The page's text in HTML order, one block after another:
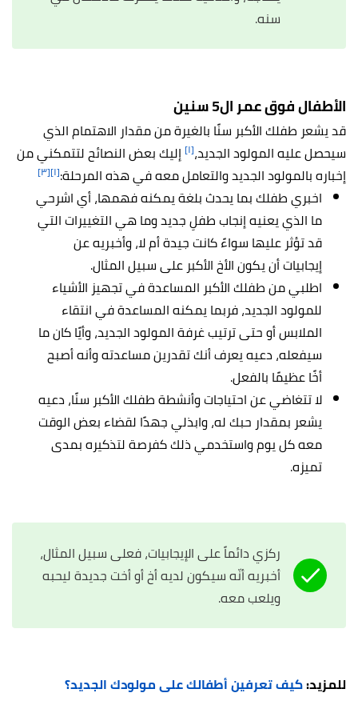
سنه.
الأطفال فوق عمر ال5 سنين
قد يشعر طفلك الأكبر سنًا بالغيرة من مقدار الاهتمام الذي
سيحصل عليه المولود الجديد،[١] إليك بعض النصائح لتتمكني من
إخباره بالمولود الجديد والتعامل معه في هذه المرحلة:[١] [٣]
اخبري طفلك بما يحدث بلغة يمكنه فهمها، أي اشرحي
ما الذي يعنيه إنجاب طفلٍ جديد وما هي التغييرات التي
قد تؤثر عليها سواءً كانت جيدة أم لا، وأخبريه عن
إيجابيات أن يكون الأخ الأكبر على سبيل المثال.
اطلبي من طفلك الأكبر المساعدة في تجهيز الأشياء
للمولود الجديد، فربما يمكنه المساعدة في انتقاء
الملابس أو حتى ترتيب غرفة المولود الجديد، وأيًا كان ما
سيفعله، دعيه يعرف أنك تقدرين مساعدته وأنه أصبح
أخًا عظيمًا بالفعل.
لا تتغاضي عن احتياجات وأنشطة طفلك الأكبر سنًا، دعيه
يشعر بمقدار حبك له، وابذلي جهدًا لقضاء بعض الوقت
معه كل يوم واستخدمي ذلك كفرصة لتذكيره بمدى
تميزه.
ركزي دائماً على الإيجابيات، فعلى سبيل المثال،
أخبريه أنّه سيكون لديه أخ أو أخت جديدة ليحبه
ويلعب معه.
للمزيد:كيف تعرفين أطفالك على مولودك الجديد؟